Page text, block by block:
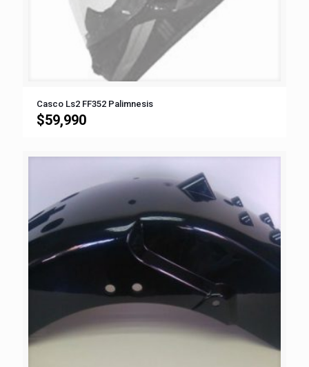
Casco Ls2 FF352 Palimnesis
$59,990